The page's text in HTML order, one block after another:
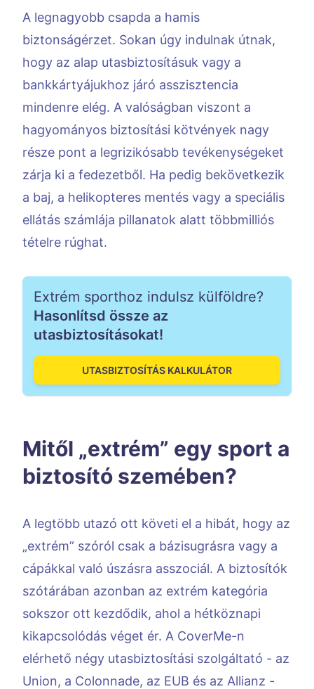
A legnagyobb csapda a hamis
biztonságérzet. Sokan úgy indulnak útnak,
hogy az alap utasbiztosításuk vagy a
bankkártyájukhoz járó asszisztencia
mindenre elég. A valóságban viszont a
hagyományos biztosítási kötvények nagy
része pont a legrizikósabb tevékenységeket
zárja ki a fedezetből. Ha pedig bekövetkezik
a baj, a helikopteres mentés vagy a speciális
ellátás számlája pillanatok alatt többmilliós
tételre rúghat.
Extrém sporthoz indulsz külföldre?
Hasonlítsd össze az
utasbiztosításokat!
UTASBIZTOSÍTÁS KALKULÁTOR
Mitől „extrém” egy sport a
biztosító szemében?
A legtöbb utazó ott követi el a hibát, hogy az
„extrém” szóról csak a bázisugrásra vagy a
cápákkal való úszásra asszociál. A biztosítók
szótárában azonban az extrém kategória
sokszor ott kezdődik, ahol a hétköznapi
kikapcsolódás véget ér. A CoverMe-n
elérhető négy utasbiztosítási szolgáltató - az
Union, a Colonnade, az EUB és az Allianz -